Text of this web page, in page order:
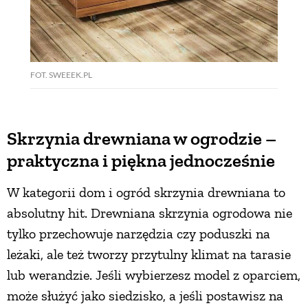
FOT. SWEEEK.PL
Skrzynia drewniana w ogrodzie –
praktyczna i piękna jednocześnie
W kategorii dom i ogród skrzynia drewniana to
absolutny hit. Drewniana skrzynia ogrodowa nie
tylko przechowuje narzędzia czy poduszki na
leżaki, ale też tworzy przytulny klimat na tarasie
lub werandzie. Jeśli wybierzesz model z oparciem,
może służyć jako siedzisko, a jeśli postawisz na